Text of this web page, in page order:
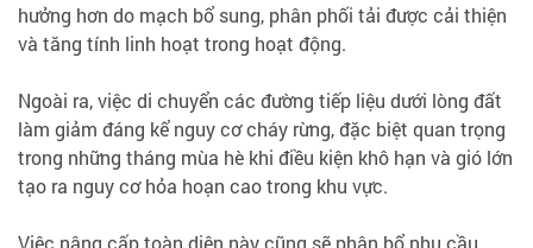
hưởng hơn do mạch bổ sung, phân phối tải được cải thiện
và tăng tính linh hoạt trong hoạt động.
Ngoài ra, việc di chuyển các đường tiếp liệu dưới lòng đất
làm giảm đáng kể nguy cơ cháy rừng, đặc biệt quan trọng
trong những tháng mùa hè khi điều kiện khô hạn và gió lớn
tạo ra nguy cơ hỏa hoạn cao trong khu vực.
Việc nâng cấp toàn diện này cũng sẽ phân bổ nhu cầu